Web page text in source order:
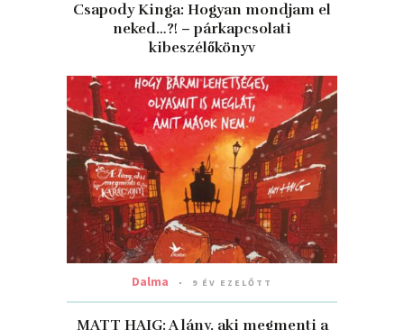
Csapody Kinga: Hogyan mondjam el
neked…?! – párkapcsolati
kibeszélőkönyv
Dalma 9 ÉV EZELŐTT
MATT HAIG: A ​lány, aki megmenti a